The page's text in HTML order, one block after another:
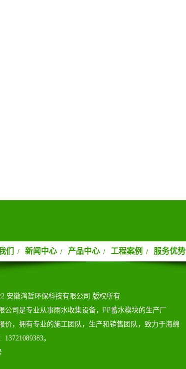
们 / 新闻中心 / 产品中心 / 工程案例 / 服务优势
安徽鸿哲环保科技有限公司版权所有
公司是专业从事雨水收集设备，PP蓄水模块的生产厂
价，拥有专业的施工团队，生产和销售团队，致力于海绵
。